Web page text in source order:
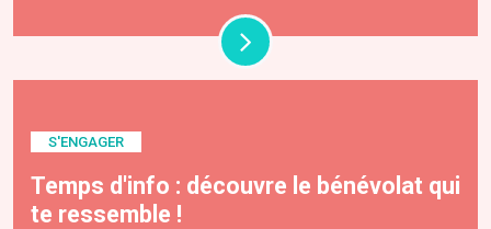
S'ENGAGER
Temps d'info : découvre le bénévolat qui
te ressemble !